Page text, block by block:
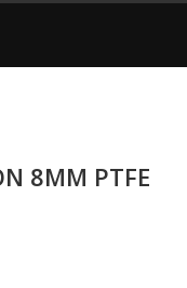
8MM PTFE